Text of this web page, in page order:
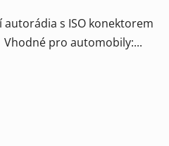
s ISO konektorem
pro automobily:...